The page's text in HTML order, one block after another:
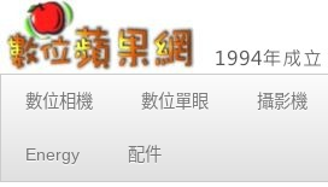
數位相機 數位單眼 攝影機
Energy 配件